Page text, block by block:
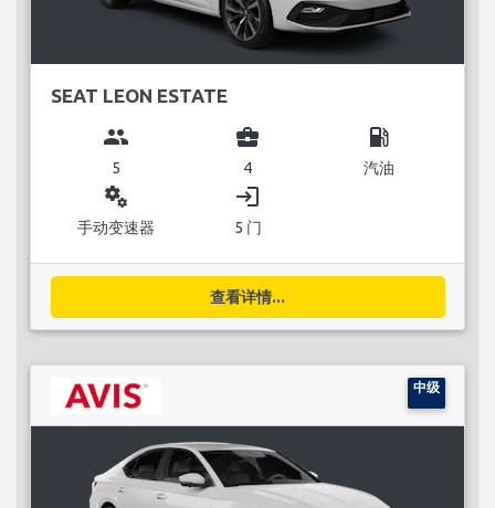
SEAT LEON ESTATE
group
5
business_center
4
local_gas_station
汽油
miscellaneous_services
手动变速器
login
5 门
查看详情...
中级